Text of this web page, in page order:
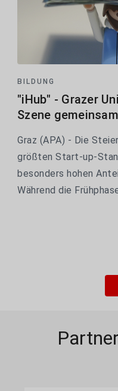
BILDUNG
"iHub" - Grazer
Szene
Graz (APA) - Die
größten Start-up-
besonders hohen
Während die
Mittel zur Expansion.